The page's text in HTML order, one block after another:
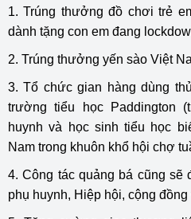
1. Trúng thưởng đồ chơi trẻ
dành tặng con em đang
2. Trúng thưởng yến sào Việt
3. Tổ chức gian hàng dùng
trường tiểu học Paddington
huynh và học sinh tiểu học
Nam trong khuôn khổ hội chợ
4. Công tác quảng bá cũng
phụ huynh, Hiệp hội, cộng